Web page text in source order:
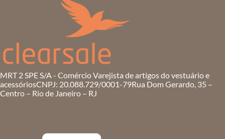
MRT 2 SPE S/A - Comércio Varejista de artigos do vestuário e
acessóriosCNPJ: 20.088.729/0001-79Rua Dom Gerardo, 35 –
Centro – Rio de Janeiro – RJ